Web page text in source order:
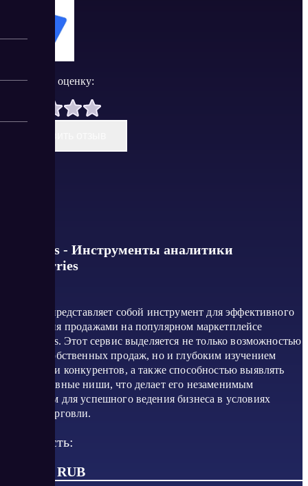
Поставить оценку:
Likestats - Инструменты аналитики
WildBerries
LikeStats представляет собой инструмент для эффективного
управления продажами на популярном маркетплейсе
WildBerries. Этот сервис выделяется не только возможностью
анализа собственных продаж, но и глубоким изучением
активности конкурентов, а также способностью выявлять
перспективные ниши, что делает его незаменимым
союзником для успешного ведения бизнеса в условиях
онлайн-торговли.
Стоимость:
от 7 490 RUB